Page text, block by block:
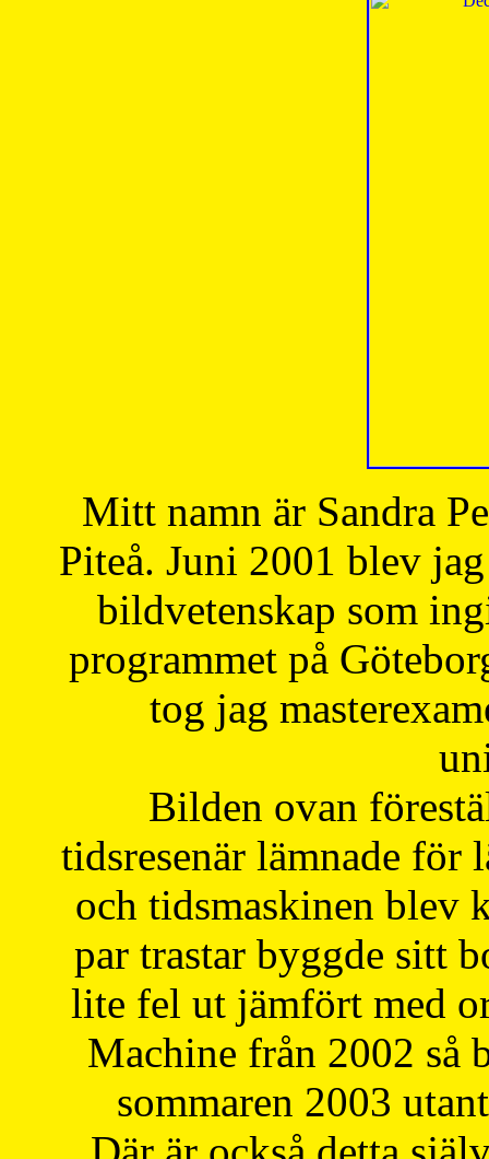
Mitt namn är Sandra
Piteå. Juni 2001 blev
bildvetenskap som
programmet på
tog jag
Bilden ovan
tidsresenär lämnade för
och tidsmaskinen blev
par trastar byggde sitt
lite fel ut jämfört med
Machine från 2002 så
sommaren 2003